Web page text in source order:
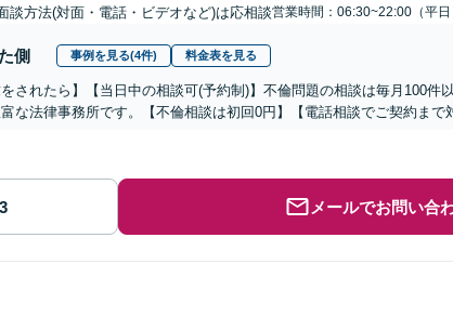
談方法(対面・電話・ビデオなど)は応相談営業時間：06:30~22:00（平日
側 事例を見る(4件) 料金表を見る
をされたら】【当日中の相談可(予約制)】不倫問題の相談は毎月100件
な法律事務所です。【不倫相談は初回0円】【電話相談でご契約まで
メールでお問い合